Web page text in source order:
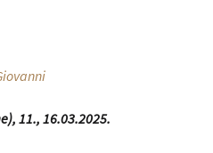
11., 16.03.2025.